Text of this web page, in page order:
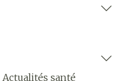
Actualités santé